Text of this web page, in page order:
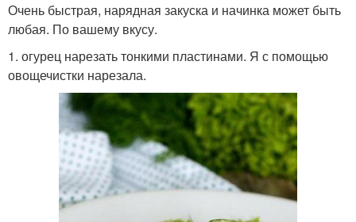
Очень быстрая, нарядная закуска и начинка может быть
любая. По вашему вкусу.
1. огурец нарезать тонкими пластинами. Я с помощью
овощечистки нарезала.